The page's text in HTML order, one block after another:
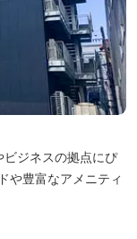
ジネスの拠点にぴ
や豊富なアメニティ